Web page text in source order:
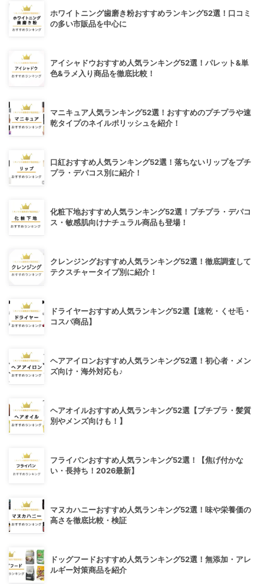
ホワイトニング歯磨き粉おすすめランキング52選！口コミ
の多い市販品を中心に
アイシャドウおすすめ人気ランキング52選！パレット&単
色&ラメ入り商品を徹底比較！
マニキュア人気ランキング52選！おすすめのプチプラや速
乾タイプのネイルポリッシュを紹介！
口紅おすすめ人気ランキング52選！落ちないリップをプチ
プラ・デパコス別に紹介！
化粧下地おすすめ人気ランキング52選！プチプラ・デパコ
ス・敏感肌向けナチュラル商品も登場！
クレンジングおすすめ人気ランキング52選！徹底調査して
テクスチャータイプ別に紹介！
ドライヤーおすすめ人気ランキング52選【速乾・くせ毛・
コスパ商品】
ヘアアイロンおすすめ人気ランキング52選！初心者・メン
ズ向け・海外対応も♪
ヘアオイルおすすめ人気ランキング52選【プチプラ・髪質
別やメンズ向けも！】
フライパンおすすめ人気ランキング52選！【焦げ付かな
い・長持ち！2026最新】
マヌカハニーおすすめ人気ランキング52選！味や栄養価の
高さを徹底比較・検証
ドッグフードおすすめ人気ランキング52選！無添加・アレ
ルギー対策商品を紹介